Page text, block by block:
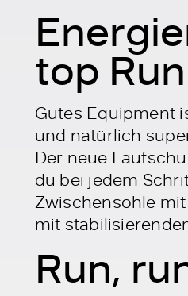
top
Gutes Equipment
und natürlich
Der neue
du bei jedem
Zwischensohle
mit
Run,